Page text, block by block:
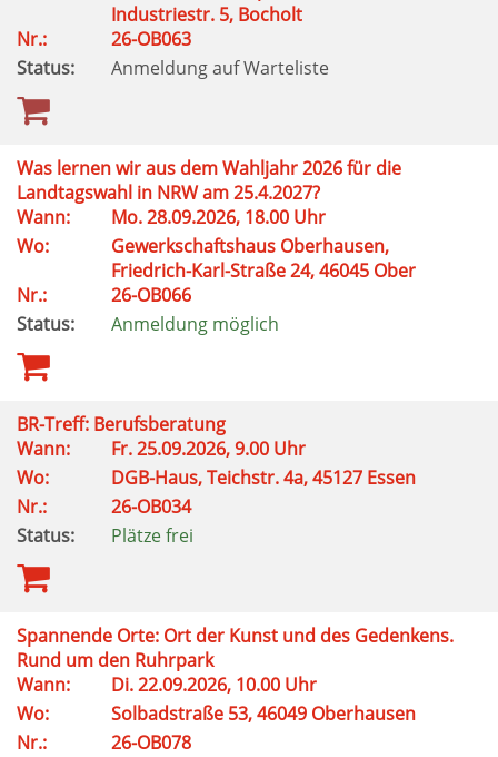
Industriestr. 5, Bocholt
Nr.:
26-OB063
Status:
Anmeldung auf Warteliste
Was lernen wir aus dem Wahljahr 2026 für die
Landtagswahl in NRW am 25.4.2027?
Wann:
Mo. 28.09.2026, 18.00 Uhr
Wo:
Gewerkschaftshaus Oberhausen,
Friedrich-Karl-Straße 24, 46045 Ober
Nr.:
26-OB066
Status:
Anmeldung möglich
BR-Treff: Berufsberatung
Wann:
Fr. 25.09.2026, 9.00 Uhr
Wo:
DGB-Haus, Teichstr. 4a, 45127 Essen
Nr.:
26-OB034
Status:
Plätze frei
Spannende Orte: Ort der Kunst und des Gedenkens.
Rund um den Ruhrpark
Wann:
Di. 22.09.2026, 10.00 Uhr
Wo:
Solbadstraße 53, 46049 Oberhausen
Nr.:
26-OB078